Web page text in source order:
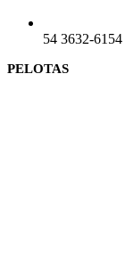
54 3632-6154
PELOTAS